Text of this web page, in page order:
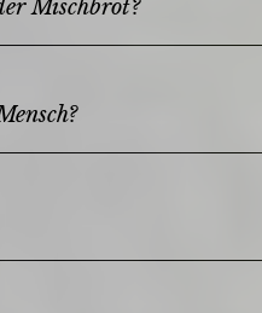
Mischbrot?